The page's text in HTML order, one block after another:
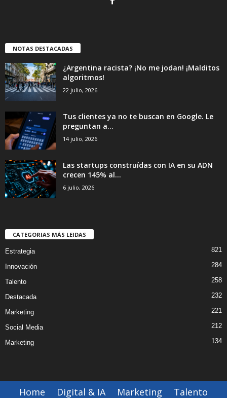
NOTAS DESTACADAS
¿Argentina racista? ¡No me jodan! ¡Malditos
algoritmos!
22 julio, 2026
Tus clientes ya no te buscan en Google. Le
preguntan a...
14 julio, 2026
Las startups construídas con IA en su ADN
crecen 145% al...
6 julio, 2026
CATEGORIAS MÁS LEIDAS
Estrategia 821
Innovación 284
Talento 258
Destacada 232
Marketing 221
Social Media 212
Marketing 134
Home Digital & IA Marketing Talento